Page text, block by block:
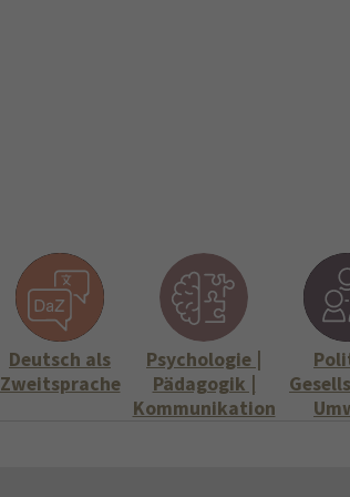
Deutsch als
Zweitsprache
Psychologie |
Pädagogik |
Kommunikation